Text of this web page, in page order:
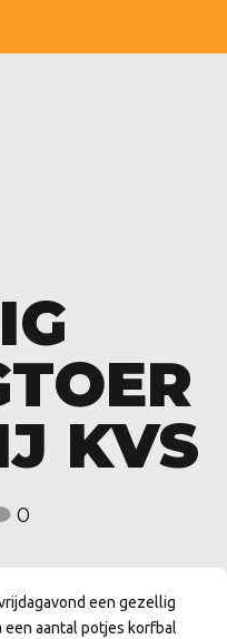
KVS
0
een gezellig
een aantal potjes korfbal